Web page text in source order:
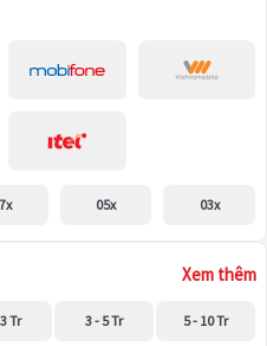
05x 03x
Xem thêm
Tr 3 - 5 Tr 5 - 10 Tr